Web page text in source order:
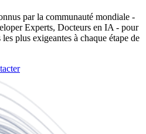
par la communauté mondiale -
Experts, Docteurs en IA - pour
plus exigeantes à chaque étape de